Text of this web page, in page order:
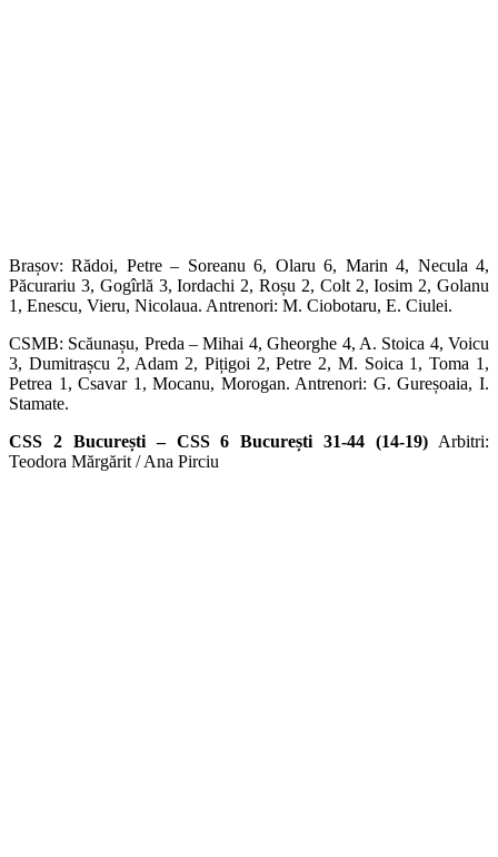
Brașov: Rădoi, Petre – Soreanu 6, Olaru 6, Marin 4, Necula 4,
Păcurariu 3, Gogîrlă 3, Iordachi 2, Roșu 2, Colt 2, Iosim 2, Golanu
1, Enescu, Vieru, Nicolaua. Antrenori: M. Ciobotaru, E. Ciulei.
CSMB: Scăunașu, Preda – Mihai 4, Gheorghe 4, A. Stoica 4, Voicu
3, Dumitrașcu 2, Adam 2, Pițigoi 2, Petre 2, M. Soica 1, Toma 1,
Petrea 1, Csavar 1, Mocanu, Morogan. Antrenori: G. Gureșoaia, I.
Stamate.
CSS 2 București – CSS 6 București 31-44 (14-19) Arbitri:
Teodora Mărgărit / Ana Pirciu